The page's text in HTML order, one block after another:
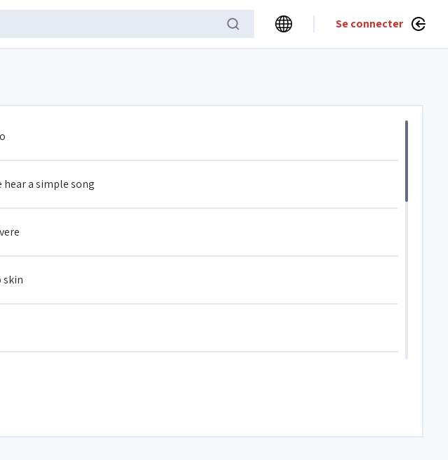
Se connecter
hear a simple song
skin